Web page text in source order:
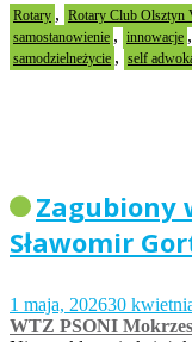
Rotary , Rotary Club Olsztyn
samostanowienie , innowacje ,
samodzielneżycie , self
Zagubiony
Sławomir
1 maja, 202630
WTZ PSONI